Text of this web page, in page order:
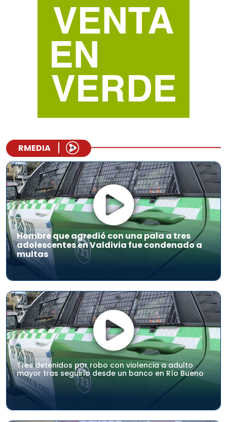
RMEDIA
Hombre que agredió con una pala a tres
adolescentes en Valdivia fue condenado a
multas
Tres detenidos por robo con violencia a adulto
mayor tras seguirlo desde un banco en Río Bueno